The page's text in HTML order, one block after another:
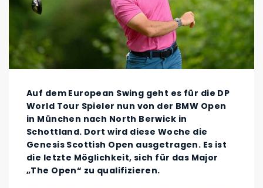
Auf dem European Swing geht es für die DP
World Tour Spieler nun von der BMW Open
in München nach North Berwick in
Schottland. Dort wird diese Woche die
Genesis Scottish Open ausgetragen. Es ist
die letzte Möglichkeit, sich für das Major
„The Open“ zu qualifizieren.